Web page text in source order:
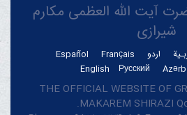
آیت الله العظمی مکارم
شیرازی
اردو Français
Español
Русский
English
THE OFFICIAL WEBSITE OF
MAKAREM SHIRAZI